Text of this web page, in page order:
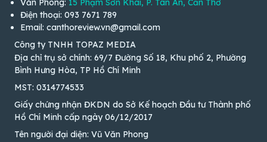
Điện thoại: 093 7671 789
Email: canthoreview.vn@gmail.com
Công ty TNHH TOPAZ MEDIA
Địa chỉ trụ sở chính: 69/7 Đường Số 18, Khu phố 2, Phường
Bình Hưng Hòa, TP Hồ Chí Minh
MST: 0314774533
Giấy chứng nhận ĐKDN do Sở Kế hoạch Đầu tư Thành phố
Hồ Chí Minh cấp ngày 06/12/2017
Tên người đại diện: Vũ Văn Phong